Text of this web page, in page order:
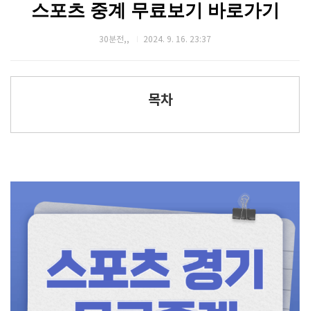
스포츠 중계 무료보기 바로가기
30분전,, 2024. 9. 16. 23:37
목차